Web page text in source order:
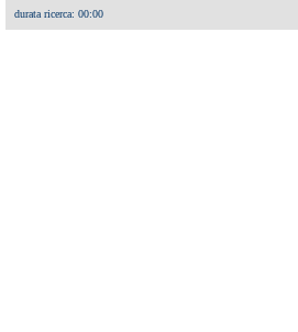
durata ricerca: 00:00